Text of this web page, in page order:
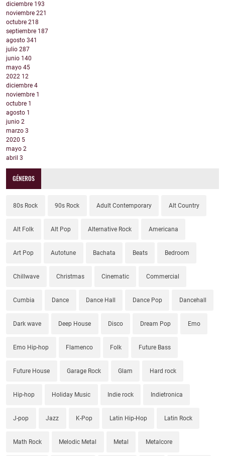
diciembre 193
noviembre 221
octubre 218
septiembre 187
agosto 341
julio 287
junio 140
mayo 45
2022 12
diciembre 4
noviembre 1
octubre 1
agosto 1
junio 2
marzo 3
2020 5
mayo 2
abril 3
GÉNEROS
80s Rock 90s Rock Adult Contemporary Alt Country
Alt Folk Alt Pop Alternative Rock Americana
Art Pop Autotune Bachata Beats Bedroom
Chillwave Christmas Cinematic Commercial
Cumbia Dance Dance Hall Dance Pop Dancehall
Dark wave Deep House Disco Dream Pop Emo
Emo Hip-hop Flamenco Folk Future Bass
Future House Garage Rock Glam Hard rock
Hip-hop Holiday Music Indie rock Indietronica
J-pop Jazz K-Pop Latin Hip-Hop Latin Rock
Math Rock Melodic Metal Metal Metalcore